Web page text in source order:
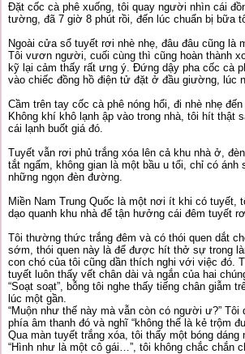
Đặt cốc cà phê xuống, tôi quay người nhìn cái
tường, đã 7 giờ 8 phút rồi, đến lúc chuẩn bị bữa
Ngoài cửa sổ tuyết rơi nhè nhẹ, đâu đâu cũng là
Tôi vươn người, cuối cùng thì cũng hoàn thành
kỹ lại cảm thấy rất ưng ý. Đứng dậy pha cốc cà
vào chiếc đồng hồ điện tử đặt ở đầu giường, lúc
Cầm trên tay cốc cà phê nóng hổi, đi nhè nhẹ
Không khí khô lạnh ập vào trong nhà, tôi hít thật
cái lạnh buốt giá đó.
Tuyết vẫn rơi phủ trắng xóa lên cả khu nhà ở,
tắt ngấm, không gian là một bầu u tối, chỉ có ánh
những ngọn đèn đường.
Miền Nam Trung Quốc là một nơi ít khi có tuyết,
dạo quanh khu nhà để tận hưởng cái đêm tuyết
Tôi thường thức trắng đêm và có thói quen dắt
sớm, thói quen này là để được hít thở sự trong
con chó của tôi cũng dần thích nghi với việc đó.
tuyết luôn thấy vết chân dài và ngắn của hai
“Soạt soạt”, bỗng tôi nghe thấy tiếng chân giẫm
lúc một gần.
“Muộn như thế này mà vẫn còn có người ư?”
phía âm thanh đó và nghĩ “không thể là kẻ trộm
Qua màn tuyết trắng xóa, tôi thấy một bóng dáng
“Hình như là một cô gái…”, tôi không chắc chắn